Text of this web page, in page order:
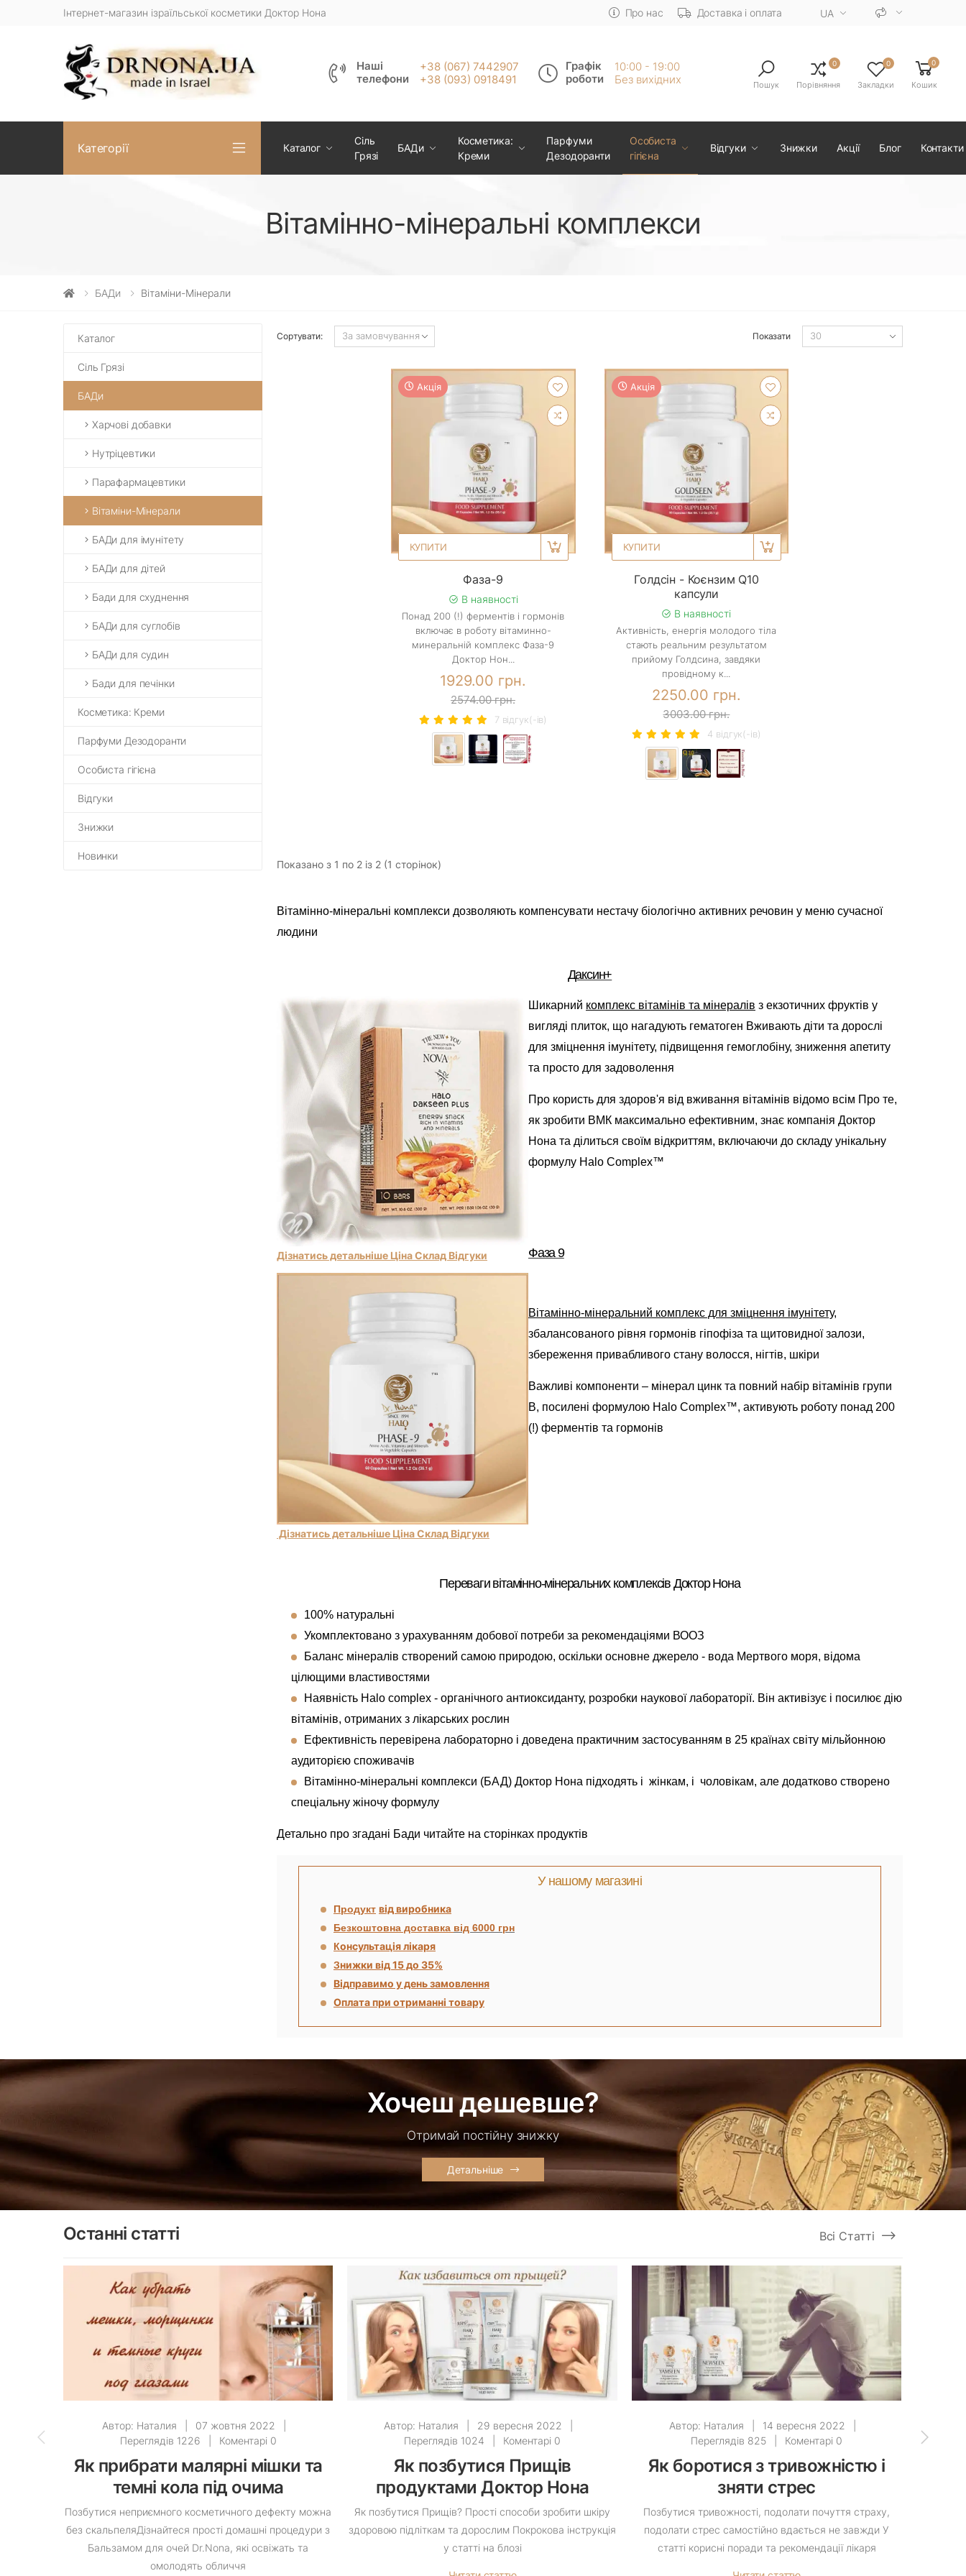
Інтернет-магазин ізраїльської косметики Доктор Нона Про нас Доставка і оплата UA
Наші
телефони
+38 (067) 7442907
+38 (093) 0918491
Графік
роботи
10:00 - 19:00
Без вихiдних
Пошук
0
Порівняння
0
Закладки
0
Кошик
Категорії Каталог
Сіль
Грязі
БАДи
Косметика:
Креми
Парфуми
Дезодоранти
Особиста
гігієна
Відгуки Знижки Акції Блог Контакти
Вітамінно-мінеральні комплекси
БАДи Вітаміни-Мінерали
Каталог
Сіль Грязі
БАДи
Харчові добавки
Нутріцевтики
Парафармацевтики
Вітаміни-Мінерали
БАДи для імунітету
БАДи для дітей
Бади для схуднення
БАДи для суглобів
БАДи для судин
Бади для печінки
Косметика: Креми
Парфуми Дезодоранти
Особиста гігієна
Відгуки
Знижки
Новинки
Сортувати: Показати
Акція
КУПИТИ
Фаза-9
В наявності
Понад 200 (!) ферментів і гормонів
включає в роботу вітаминно-
минеральній комплекс Фаза-9
Доктор Нон...
1929.00 грн.
2574.00 грн.
7 вiдгук(-iв)
Акція
КУПИТИ
Голдсін - Коєнзим Q10
капсули
В наявності
Активність, енергія молодого тіла
стають реальним результатом
прийому Голдсина, завдяки
провідному к...
2250.00 грн.
3003.00 грн.
4 вiдгук(-iв)
Показано з 1 по 2 із 2 (1 сторінок)
Вітамінно-мінеральні комплекси дозволяють компенсувати нестачу біологічно активних речовин у меню сучасної
людини
Даксин+
Дізнатись детальніше Ціна Склад Відгуки
Шикарний комплекс вітамінів та мінералів з екзотичних фруктів у
вигляді плиток, що нагадують гематоген Вживають діти та дорослі
для зміцнення імунітету, підвищення гемоглобіну, зниження апетиту
та просто для задоволення
Про користь для здоров'я від вживання вітамінів відомо всім Про те,
як зробити ВМК максимально ефективним, знає компанія Доктор
Нона та ділиться своїм відкриттям, включаючи до складу унікальну
формулу Halo Complex™
Фаза 9
Дізнатись детальніше Ціна Склад Відгуки
Вітамінно-мінеральний комплекс для зміцнення імунітету,
збалансованого рівня гормонів гіпофіза та щитовидної залози,
збереження привабливого стану волосся, нігтів, шкіри
Важливі компоненти – мінерал цинк та повний набір вітамінів групи
В, посилені формулою Halo Complex™, активують роботу понад 200
(!) ферментів та гормонів
Переваги вітамінно-мінеральних комплексів Доктор Нона
100% натуральні
Укомплектовано з урахуванням добової потреби за рекомендаціями ВООЗ
Баланс мінералів створений самою природою, оскільки основне джерело - вода Мертвого моря, відома
цілющими властивостями
Наявність Halo complex - органічного антиоксиданту, розробки наукової лабораторії. Він активізує і посилює дію
вітамінів, отриманих з лікарських рослин
Ефективність перевірена лабораторно і доведена практичним застосуванням в 25 країнах світу мільйонною
аудиторією споживачів
Вітамінно-мінеральні комплекси (БАД) Доктор Нона підходять і жінкам, і чоловікам, але додатково створено
спеціальну жіночу формулу
Детально про згадані Бади читайте на сторінках продуктів
У нашому магазині
Продукт від виробника
Безкоштовна доставка від 6000 грн
Консультація лікаря
Знижки від 15 до 35%
Відправимо у день замовлення
Оплата при отриманні товару
Хочеш дешевше?
Отримай постійну знижку
Детальніше
Останні статті Всі Статті
Автор: Наталия 07 жовтня 2022
Переглядів 1226
Коментарі 0
Як прибрати малярні мішки та
темні кола під очима
Позбутися неприємного косметичного дефекту можна
без скальпеляДізнайтеся прості домашні процедури з
Бальзамом для очей Dr.Nona, які освіжать та
омолодять обличчя
Автор: Наталия 29 вересня 2022
Переглядів 1024
Коментарі 0
Як позбутися Прищів
продуктами Доктор Нона
Як позбутися Прищів? Прості способи зробити шкіру
здоровою підліткам та дорослим Покрокова інструкція
у статті на блозі
Автор: Наталия 14 вересня 2022
Переглядів 825
Коментарі 0
Як боротися з тривожністю і
зняти стрес
Позбутися тривожності, подолати почуття страху,
подолати стрес самостійно вдається не завжди У
статті корисні поради та рекомендації лікаря